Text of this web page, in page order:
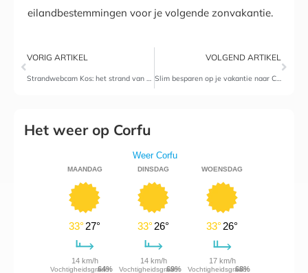
eilandbestemmingen voor je volgende zonvakantie.
VORIG ARTIKEL
Strandwebcam Kos: het strand van het eiland live bekijken
VOLGEND ARTIKEL
Slim besparen op je vakantie naar Corfu
Het weer op Corfu